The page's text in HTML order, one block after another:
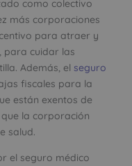
como colectivo
más corporaciones
para atraer y
para cuidar las
Además, el seguro
fiscales para la
están exentos de
la corporación
salud.
el seguro médico